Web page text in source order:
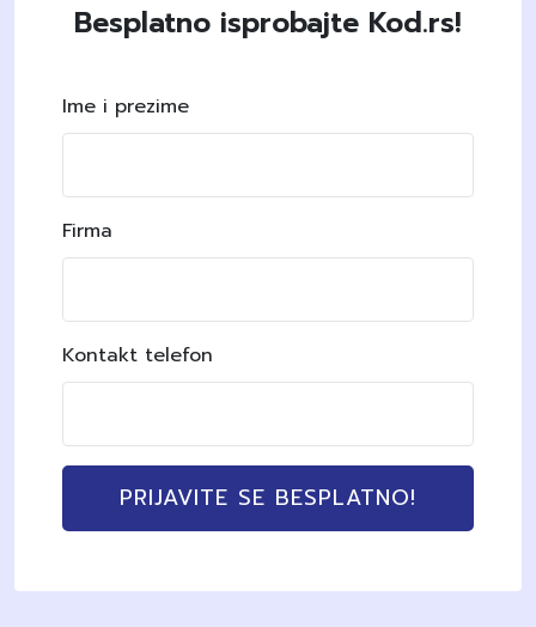
Besplatno isprobajte Kod.rs!
Ime i prezime
Firma
Kontakt telefon
PRIJAVITE SE BESPLATNO!